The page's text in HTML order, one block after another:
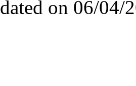
on 06/04/